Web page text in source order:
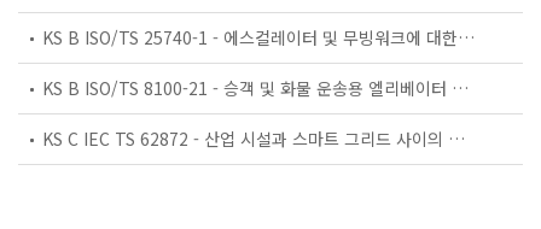
KS B ISO/TS 25740-1 - 에스컬레이터 및 무빙워크에 대한 안전요건 — 제1부: 세계공통 필수 안전요건(GESRs)
KS B ISO/TS 8100-21 - 승객 및 화물 운송용 엘리베이터 —제21부: 세계공통 필수안전요건(GESRs)을 충족하는 세계공통 안전 파라미터(GSPs)
KS C IEC TS 62872 - 산업 시설과 스마트 그리드 사이의 산업 공정 측정, 제어 및 자동화 시스템 인터페이스